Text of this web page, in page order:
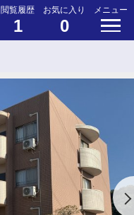
閲覧履歴
1
お気に入り
0
メニュー